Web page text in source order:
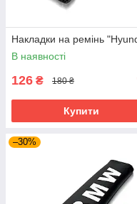
Накладки на ремінь
В наявності
126 ₴ 180 ₴
Купити
–30%